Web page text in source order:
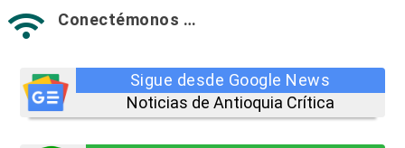
 Conectémonos …
Sigue desde Google News
Noticias de Antioquia Crítica